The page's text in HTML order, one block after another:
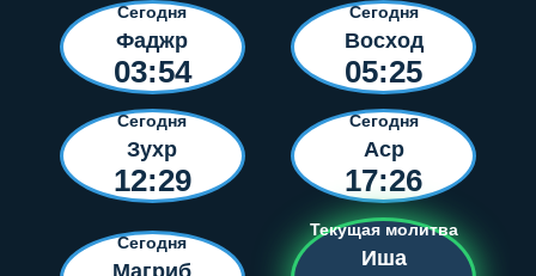
Сегодня
Фаджр
03:54
Сегодня
Восход
05:25
Сегодня
Зухр
12:29
Сегодня
Аср
17:26
Сегодня
Текущая молитва
Иша